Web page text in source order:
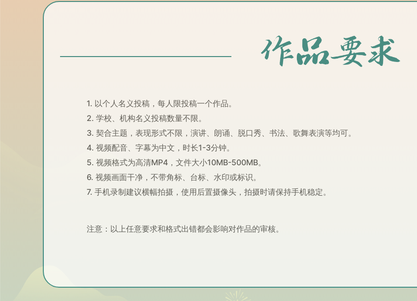
1. 以个人名义投稿，每人限投稿一个作品。
2. 学校、机构名义投稿数量不限。
3. 契合主题，表现形式不限，演讲、朗诵、脱口秀、书法、歌舞表演等均可。
4. 视频配音、字幕为中文，时长1-3分钟。
5. 视频格式为高清MP4，文件大小10MB-500MB。
6. 视频画面干净，不带角标、台标、水印或标识。
7. 手机录制建议横幅拍摄，使用后置摄像头，拍摄时请保持手机稳定。
注意：以上任意要求和格式出错都会影响对作品的审核。